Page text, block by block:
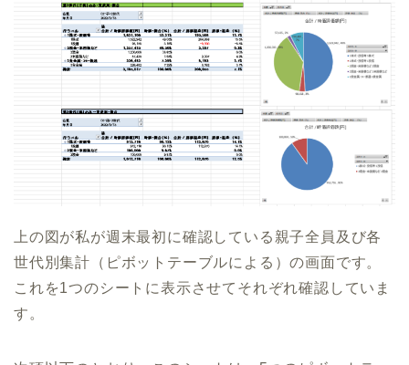
上の図が私が週末最初に確認している親子全員及び各
世代別集計（ピボットテーブルによる）の画面です。
これを1つのシートに表示させてそれぞれ確認していま
す。